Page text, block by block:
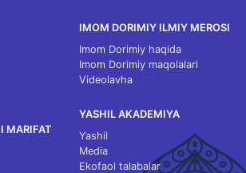
MARIFAT
IMOM DORIMIY ILMIY MEROSI
Imom Dorimiy haqida
Imom Dorimiy maqolalari
Videolavha
YASHIL AKADEMIYA
Yashil
Media
Ekofaol talabalar